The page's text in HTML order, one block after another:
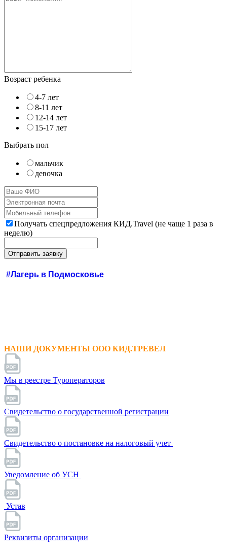
Возраст ребенка
4-7 лет
8-11 лет
12-14 лет
15-17 лет
Выбрать пол
мальчик
девочка
Получать спецпредложения КИД.Travel (не чаще 1 раза в
неделю)
#Лагерь в Подмосковье
НАШИ ДОКУМЕНТЫ ООО КИД.ТРЕВЕЛ
Мы в реестре Туроператоров
Свидетельство о государственной регистрации
Свидетельство о постановке на налоговый учет
Уведомление об УСН
Устав
Реквизиты организации